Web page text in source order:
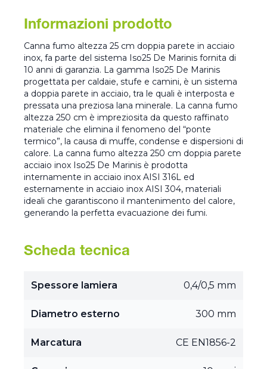
Informazioni prodotto
Canna fumo altezza 25 cm doppia parete in acciaio
inox, fa parte del sistema Iso25 De Marinis fornita di
10 anni di garanzia. La gamma Iso25 De Marinis
progettata per caldaie, stufe e camini, è un sistema
a doppia parete in acciaio, tra le quali è interposta e
pressata una preziosa lana minerale. La canna fumo
altezza 250 cm è impreziosita da questo raffinato
materiale che elimina il fenomeno del “ponte
termico”, la causa di muffe, condense e dispersioni di
calore. La canna fumo altezza 250 cm doppia parete
acciaio inox Iso25 De Marinis è prodotta
internamente in acciaio inox AISI 316L ed
esternamente in acciaio inox AISI 304, materiali
ideali che garantiscono il mantenimento del calore,
generando la perfetta evacuazione dei fumi.
Scheda tecnica
Spessore lamiera 0,4/0,5 mm
Diametro esterno 300 mm
Marcatura CE EN1856-2